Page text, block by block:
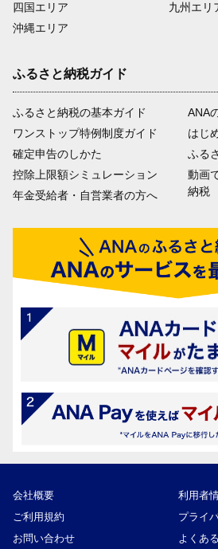
四国エリア
沖縄エリア
九州エリ
ふるさと納税ガイド
ふるさと納税の基本ガイド
ワンストップ特例制度ガイド
確定申告のしかた
控除上限額シミュレーション
年金受給者・自営業者の方へ
ANA
はじ
ふる
動画
納税
会社概要
利用者
ご利用規約
プライ
お問い合わせ
よくあ